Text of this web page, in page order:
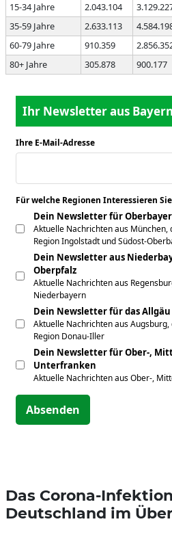
15-34 Jahre
2.043.104
35-59 Jahre
2.633.113
60-79 Jahre
910.359
80+ Jahre
305.878 900.177
Ihr Newsletter aus
Ihre E-Mail-Adresse
Für welche Regionen Interessieren
Dein Newsletter für
Aktuelle Nachrichten aus München,
Region Ingolstadt und Südost-
Dein Newsletter aus
Oberpfalz
Aktuelle Nachrichten aus
Niederbayern
Dein Newsletter für das
Aktuelle Nachrichten aus
Region Donau-Iller
Dein Newsletter für Ober-,
Unterfranken
Aktuelle Nachrichten aus Ober-,
Absenden
Das Corona-
Deutschland im